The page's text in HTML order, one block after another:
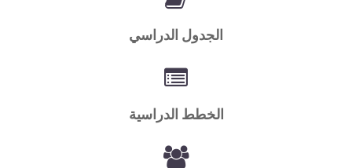
الجدول الدراسي
الخطط الدراسية